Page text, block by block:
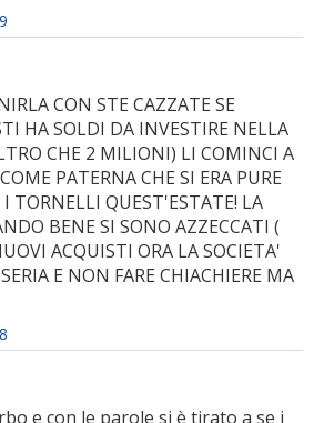
CON STE CAZZATE SE
HA SOLDI DA INVESTIRE NELLA
CHE 2 MILIONI) LI COMINCI A
PATERNA CHE SI ERA PURE
I TORNELLI QUEST'ESTATE! LA
BENE SI SONO AZZECCATI (
ACQUISTI ORA LA SOCIETA'
E NON FARE CHIACHIERE MA
e con le parole si è tirato a se i